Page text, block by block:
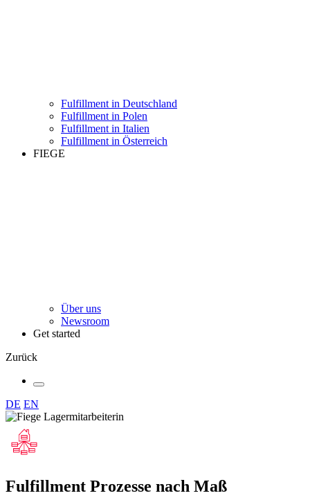
Fulfillment in Deutschland
Fulfillment in Polen
Fulfillment in Italien
Fulfillment in Österreich
FIEGE
Über uns
Newsroom
Get started
Zurück
DE EN
Fulfillment Prozesse nach Maß